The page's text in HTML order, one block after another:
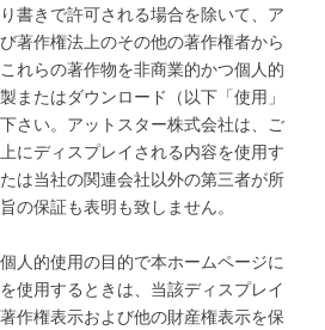
書きで許可される場合を除いて、ア
著作権法上のその他の著作権者から
れらの著作物を非商業的かつ個人的
またはダウンロード（以下「使用」
さい。アットスター株式会社は、ご
にディスプレイされる内容を使用す
は当社の関連会社以外の第三者が所
の保証も表明も致しません。
人的使用の目的で本ホームページに
使用するときは、当該ディスプレイ
作権表示および他の財産権表示を保